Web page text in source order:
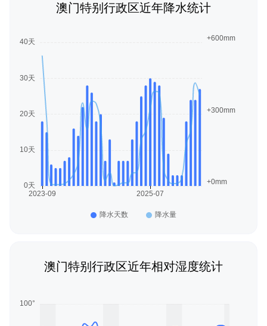
澳门特别行政区近年降水统计
澳门特别行政区近年相对湿度统计